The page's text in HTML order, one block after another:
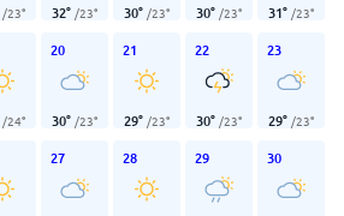
/23° 32° /23° 30° /23° 30° /23° 31° /23°
/24°
20
30° /23°
21
29° /23°
22
30° /23°
23
29° /23°
27 28 29 30